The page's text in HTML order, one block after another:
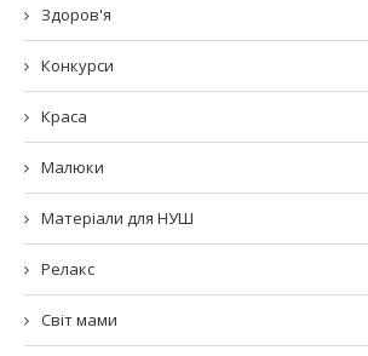
Здоров'я
Конкурси
Краса
Малюки
Матеріали для НУШ
Релакс
Світ мами